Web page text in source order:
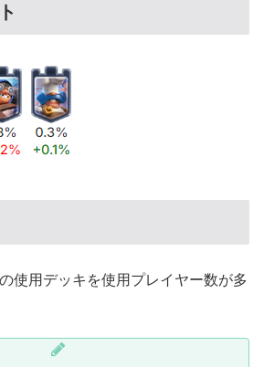
使用デッキを使用プレイヤー数が多